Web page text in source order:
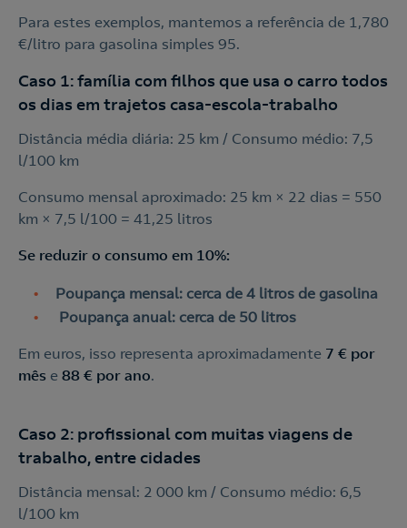
Contacte-nos
Contacte-nos para novas contratações
Nós ligamos!
Acepto la política de protección de datos.
Para estes exemplos, mantemos a referência de 1,780
€/litro para gasolina simples 95.
Caso 1: família com filhos que usa o carro todos
os dias em trajetos casa-escola-trabalho
Distância média diária: 25 km / Consumo médio: 7,5
l/100 km
Consumo mensal aproximado: 25 km × 22 dias = 550
km × 7,5 l/100 = 41,25 litros
Se reduzir o consumo em 10%:
Poupança mensal: cerca de 4 litros de gasolina
Poupança anual: cerca de 50 litros
Em euros, isso representa aproximadamente 7 € por
mês e 88 € por ano.
Caso 2: profissional com muitas viagens de
trabalho, entre cidades
Distância mensal: 2 000 km / Consumo médio: 6,5
l/100 km